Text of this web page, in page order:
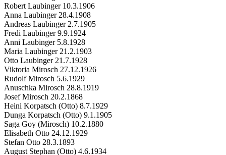
Robert Laubinger 10.3.1906
Anna Laubinger 28.4.1908
Andreas Laubinger 2.7.1905
Fredi Laubinger 9.9.1924
Anni Laubinger 5.8.1928
Maria Laubinger 21.2.1903
Otto Laubinger 21.7.1928
Viktoria Mirosch 27.12.1926
Rudolf Mirosch 5.6.1929
Anuschka Mirosch 28.8.1919
Josef Mirosch 20.2.1868
Heini Korpatsch (Otto) 8.7.1929
Dunga Korpatsch (Otto) 9.1.1905
Saga Goy (Mirosch) 10.2.1880
Elisabeth Otto 24.12.1929
Stefan Otto 28.3.1893
August Stephan (Otto) 4.6.1934